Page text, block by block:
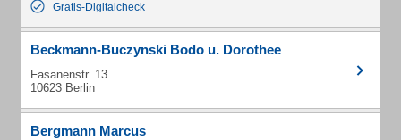
Gratis-Digitalcheck
Beckmann-Buczynski Bodo u. Dorothee
Fasanenstr. 13
10623 Berlin
Bergmann Marcus